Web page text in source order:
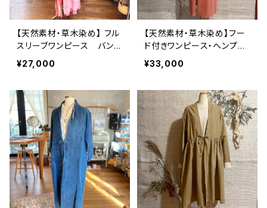
【天然素材・草木染め】 フル
スリーブワンピース バンブ
ー
¥27,000
【天然素材・草木染め】フー
ド付きワンピース・ヘンプコ
ットン
¥33,000